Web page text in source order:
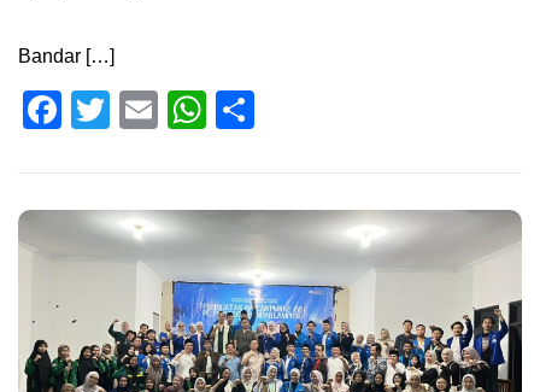
Bandar […]
Facebook
Twitter
EmailWhatsApp